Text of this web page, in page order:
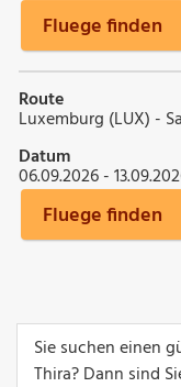
Fluege finden
Route
Luxemburg (LUX) -
Datum
06.09.2026 -
Fluege finden
Sie suchen einen
Thira? Dann sind